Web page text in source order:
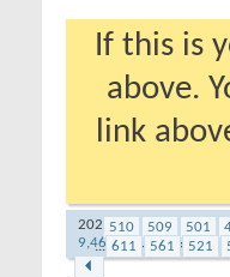
If this is
above.
link
2 - 2 - 2026
المشاهدات: 9,462
501
509
510
521
561
611
...